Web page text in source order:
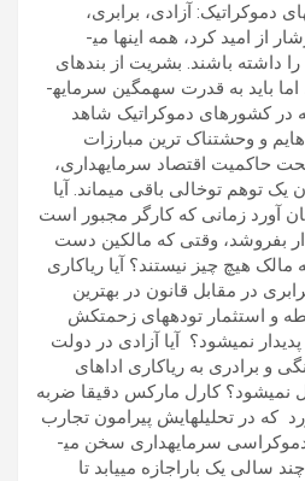
دموکراتیک: آزادی، برابری،
برادری، تمام بشریت را سرشار از امید کرد، همه این­ها می­
داشته باشند. بشریت از بندهای
فئودالیسم رهایی یافته بود، اما باید به قدرت سهمگین سرمایه­
در کشورهای دموکراتیک شاهد
و وحشتناک ترین مبارزات
حاکمیت اقتصاد سرمایه­داری،
یک توهم توخالی باقی می­ماند. آیا
آورد زمانی که کارگر مجبور است
بفروشد، وقتی که مالکین دست
مالک هیچ چیز نیستند؟ آیا ریاکاری
در مقابل قانون در بهترین
و استثمار توده­های زحمتکش
نمی­شود؟ آیا آزادی در دولت
و برادری به ریاکاری اداهای
نمی­شود؟ كارل ماركس دقیقا ضربه
که در تحلیل­هایش پیرامون تجارب
کمون کاملا واضح در مورد دموكراسی سرمایه­داری سخن می­
سالی یک باراجازه می­یابد تا